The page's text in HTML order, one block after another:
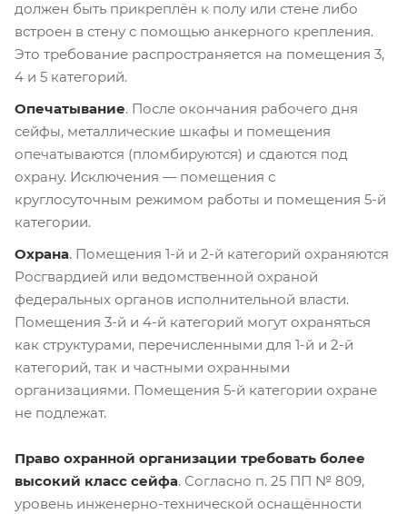
должен быть прикреплён к полу или стене либо
встроен в стену с помощью анкерного крепления.
Это требование распространяется на помещения 3,
4 и 5 категорий.
Опечатывание. После окончания рабочего дня
сейфы, металлические шкафы и помещения
опечатываются (пломбируются) и сдаются под
охрану. Исключения — помещения с
круглосуточным режимом работы и помещения 5-й
категории.
Охрана. Помещения 1-й и 2-й категорий охраняются
Росгвардией или ведомственной охраной
федеральных органов исполнительной власти.
Помещения 3-й и 4-й категорий могут охраняться
как структурами, перечисленными для 1-й и 2-й
категорий, так и частными охранными
организациями. Помещения 5-й категории охране
не подлежат.
Право охранной организации требовать более
высокий класс сейфа. Согласно п. 25 ПП № 809,
уровень инженерно-технической оснащённости